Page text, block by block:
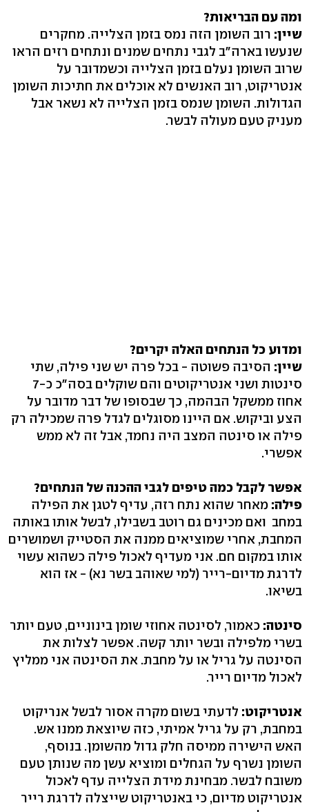
ומה עם הבריאות?
שיין: רוב השומן הזה נמס בזמן הצלייה. מחקרים
שנעשו בארה"ב לגבי נתחים שמנים ונתחים רזים הראו
שרוב השומן נעלם בזמן הצלייה וכשמדובר על
אנטריקוט, רוב האנשים לא אוכלים את חתיכות השומן
הגדולות. השומן שנמס בזמן הצלייה לא נשאר אבל
מעניק טעם מעולה לבשר.
ומדוע כל הנתחים האלה יקרים?
שיין: הסיבה פשוטה - בכל פרה יש שני פילה, שתי
סינטות ושני אנטריקוטים והם שוקלים בסה"כ כ-7
אחוז ממשקל הבהמה, כך שבסופו של דבר מדובר על
הצע וביקוש. אם היינו מסוגלים לגדל פרה שמכילה רק
פילה או סינטה המצב היה נחמד, אבל זה לא ממש
אפשרי.
אפשר לקבל כמה טיפים לגבי ההכנה של הנתחים?
פילה: מאחר שהוא נתח רזה, עדיף לטגן את הפילה
במחב ואם מכינים גם רוטב בשבילו, לבשל אותו באותה
המחבת, אחרי שמוציאים ממנה את הסטייק ושמושרים
אותו במקום חם. אני מעדיף לאכול פילה כשהוא עשוי
לדרגת מדיום-רייר (למי שאוהב בשר נא) - אז הוא
בשיאו.
סינטה: כאמור, לסינטה אחוזי שומן בינוניים, טעם יותר
בשרי מלפילה ובשר יותר קשה. אפשר לצלות את
הסינטה על גריל או על מחבת. את הסינטה אני ממליץ
לאכול מדיום רייר.
אנטריקוט: לדעתי בשום מקרה אסור לבשל אנריקוט
במחבת, רק על גריל אמיתי, כזה שיוצאת ממנו אש.
האש הישירה ממיסה חלק גדול מהשומן. בנוסף,
השומן נשרף על הגחלים ומוציא עשן מה שנותן טעם
משובח לבשר. מבחינת מידת הצלייה עדף לאכול
אנטריקוט מדיום, כי באנטריקוט שייצלה לדרגת רייר